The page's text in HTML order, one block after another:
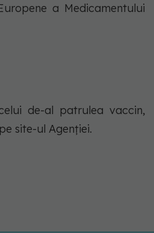
a Medicamentului
de-al patrulea vaccin,
site-ul Agenției.